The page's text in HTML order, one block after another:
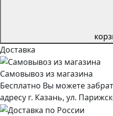
Доставка
Самовывоз из магазина
Бесплатно Вы можете
адресу г. Казань, ул.